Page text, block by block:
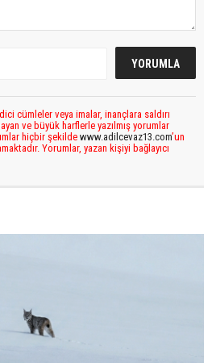
cümleler veya imalar, inançlara saldırı
ve büyük harflerle yazılmış yorumlar
hiçbir şekilde www.adilcevaz13.com’un
Yorumlar, yazan kişiyi bağlayıcı